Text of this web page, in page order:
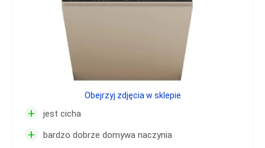
+ jest cicha
+ bardzo dobrze domywa naczynia
Obejrzyj zdjęcia w sklepie